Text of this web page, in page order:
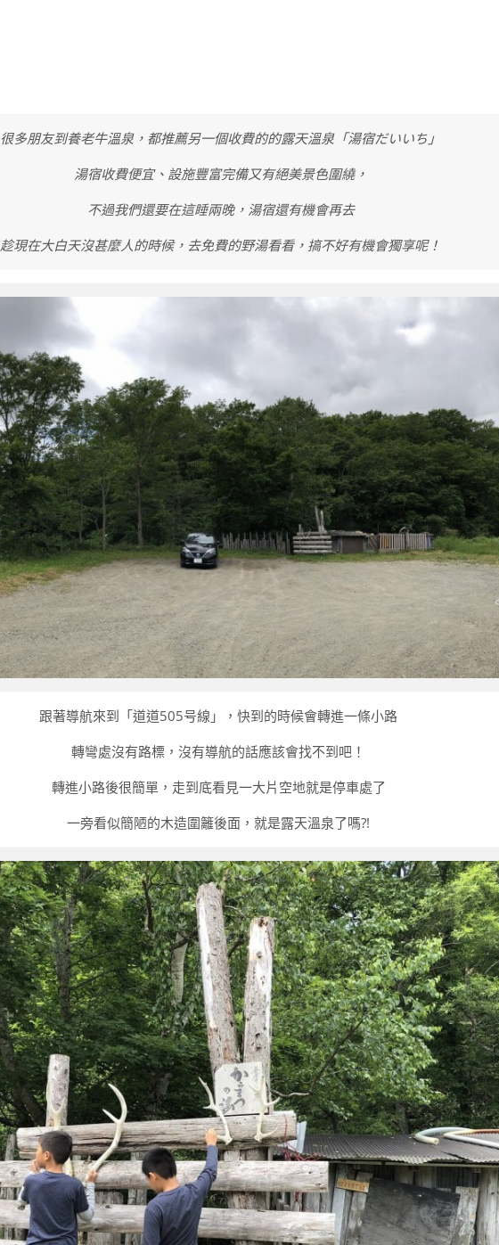
很多朋友到養老牛溫泉，都推薦另一個收費的的露天溫泉「湯宿だいいち」
湯宿收費便宜、設施豐富完備又有絕美景色圍繞，
不過我們還要在這睡兩晚，湯宿還有機會再去
趁現在大白天沒甚麼人的時候，去免費的野湯看看，搞不好有機會獨享呢！
跟著導航來到「道道505号線」，快到的時候會轉進一條小路
轉彎處沒有路標，沒有導航的話應該會找不到吧！
轉進小路後很簡單，走到底看見一大片空地就是停車處了
一旁看似簡陋的木造圍籬後面，就是露天溫泉了嗎?!